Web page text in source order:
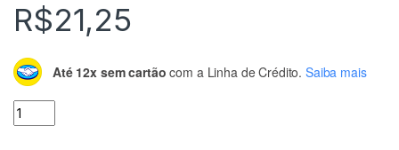
R$21,25
Até 12x sem cartão com a Linha de Crédito. Saiba mais
Teclado Matricial de Membrana 16 Teclas quantidade